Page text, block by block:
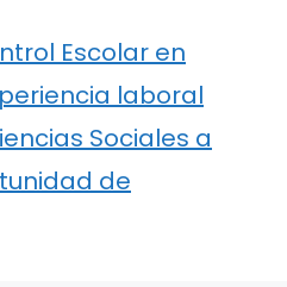
Escolar en
laboral
Sociales a
de